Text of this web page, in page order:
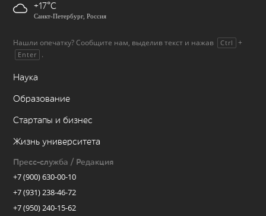
+17
Санкт-Петербург, Россия
Нашли опечатку? Сообщите нам, выделив текст и нажав Ctrl +
Enter .
Наука
Образование
Стартапы и бизнес
Жизнь университета
Пресс-служба / Редакция
+7 (900) 630-00-10
+7 (931) 238-46-72
+7 (950) 240-15-62